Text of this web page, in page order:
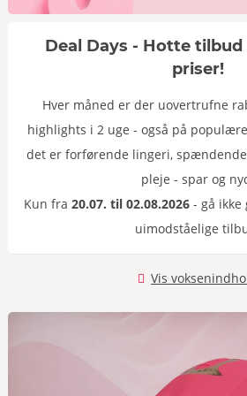
Deal Days - Hotte tilbud
priser!
Hver måned er der uovertrufne
highlights i 2 uge - også på
det er forførende lingeri,
pleje - spar og
Kun fra 20.07. til 02.08.2026 - gå
uimodståelige
Vis